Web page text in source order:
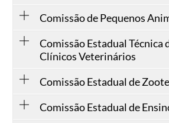
Comissão de Pequenos
Comissão Estadual Técnica
Clínicos Veterinários
Comissão Estadual de
Comissão Estadual de